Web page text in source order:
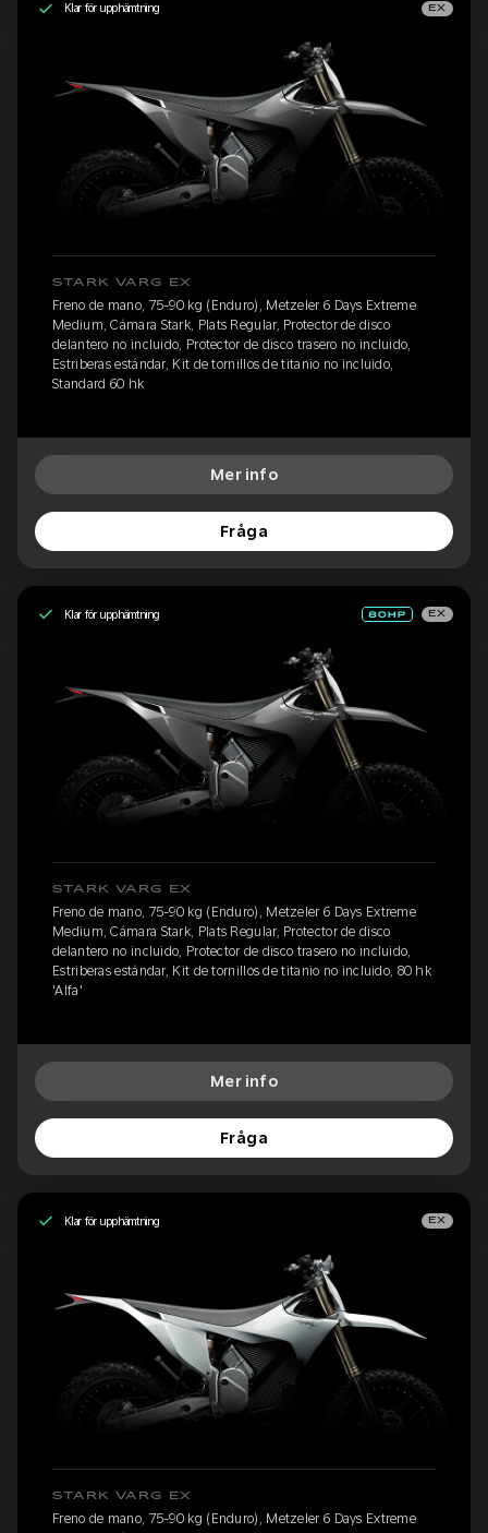
Klar för upphämtning EX
STARK VARG EX
Freno de mano, 75-90 kg (Enduro), Metzeler 6 Days Extreme
Medium, Cámara Stark, Plats Regular, Protector de disco
delantero no incluido, Protector de disco trasero no incluido,
Estriberas estándar, Kit de tornillos de titanio no incluido,
Standard 60 hk
Mer info
Fråga
Klar för upphämtning EX
STARK VARG EX
Freno de mano, 75-90 kg (Enduro), Metzeler 6 Days Extreme
Medium, Cámara Stark, Plats Regular, Protector de disco
delantero no incluido, Protector de disco trasero no incluido,
Estriberas estándar, Kit de tornillos de titanio no incluido, 80 hk
'Alfa'
Mer info
Fråga
Klar för upphämtning EX
STARK VARG EX
Freno de mano, 75-90 kg (Enduro), Metzeler 6 Days Extreme